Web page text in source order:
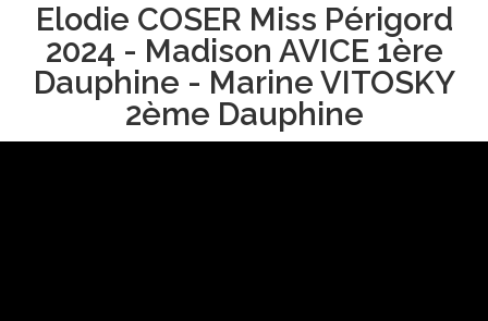
Elodie COSER Miss Périgord
2024 - Madison AVICE 1ère
Dauphine - Marine VITOSKY
2ème Dauphine